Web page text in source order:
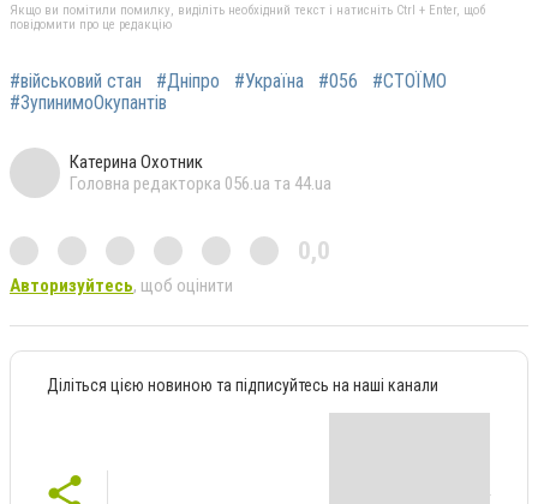
Якщо ви помітили помилку, виділіть необхідний текст і натисніть Ctrl + Enter, щоб
повідомити про це редакцію
#військовий стан #Дніпро #Україна #056
#СТОЇМО
#ЗупинимоОкупантів
Катерина Охотник
Головна редакторка 056.ua та 44.ua
0,0
Авторизуйтесь, щоб оцінити
Діліться цією новиною та підписуйтесь на наші канали